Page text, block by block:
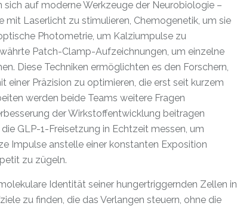
sich auf moderne Werkzeuge der Neurobiologie –
mit Laserlicht zu stimulieren, Chemogenetik, um sie
Photometrie, um Kalziumpulse zu
Patch-Clamp-Aufzeichnungen, um einzelne
Diese Techniken ermöglichten es den Forschern,
einer Präzision zu optimieren, die erst seit kurzem
werden beide Teams weitere Fragen
der Wirkstoffentwicklung beitragen
GLP-1-Freisetzung in Echtzeit messen, um
Impulse anstelle einer konstanten Exposition
zu zügeln.
Identität seiner hungertriggernden Zellen in
zu finden, die das Verlangen steuern, ohne die